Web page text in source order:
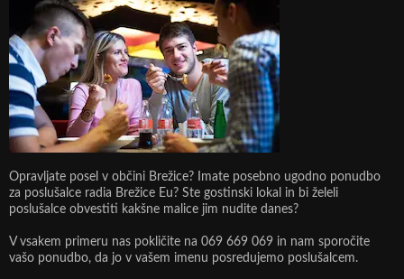
Opravljate posel v občini Brežice? Imate posebno ugodno ponudbo
za poslušalce radia Brežice Eu? Ste gostinski lokal in bi želeli
poslušalce obvestiti kakšne malice jim nudite danes?
V vsakem primeru nas pokličite na 069 669 069 in nam sporočite
vašo ponudbo, da jo v vašem imenu posredujemo poslušalcem.